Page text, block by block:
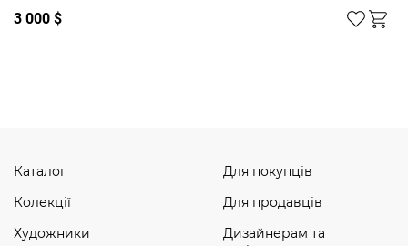
3 000 $
Каталог
Колекції
Художники
Для покупців
Для продавців
Дизайнерам та